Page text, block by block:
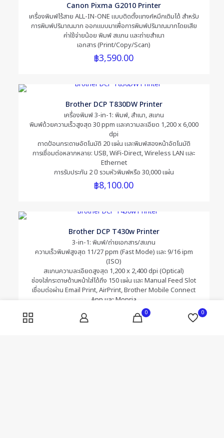
Your rating
*
next time I comment.
Canon Pixma G2010 Printer
เครื่องพิมพ์ไร้สาย ALL-IN-ONE แบบติดตั้งแทงค์หมึกเติมได้ สำหรับ
การพิมพ์ปริมาณมาก ออกแบบมาเพื่อการพิมพ์ปริมาณมากโดยเสีย
ค่าใช้จ่ายน้อย พิมพ์ สแกน และถ่ายสำเนา
เอกสาร (Print/Copy/Scan)
฿3,590.00
Brother DCP T830DW Printer
เครื่องพิมพ์ 3-in-1: พิมพ์, สำเนา, สแกน
พิมพ์ด้วยความเร็วสูงสุด 30 ppm และความละเอียด 1,200 x 6,000
dpi
ถาดป้อนกระดาษอัตโนมัติ 20 แผ่น และพิมพ์สองหน้าอัตโนมัติ
การเชื่อมต่อหลากหลาย: USB, WiFi-Direct, Wireless LAN และ
Ethernet
การรับประกัน 2 ปี รวมหัวพิมพ์หรือ 30,000 แผ่น
฿8,100.00
Brother DCP T430w Printer
3-in-1: พิมพ์/ถ่ายเอกสาร/สแกน
ความเร็วพิมพ์สูงสุด 11/27 ppm (Fast Mode) และ 9/16 ipm
(ISO)
สแกนความละเอียดสูงสุด 1,200 x 2,400 dpi (Optical)
ช่องใส่กระดาษด้านหน้าใส่ได้ถึง 150 แผ่น และ Manual Feed Slot
เชื่อมต่อผ่าน Email Print, AirPrint, Brother Mobile Connect
App และ Mopria
4,290.00 0 0